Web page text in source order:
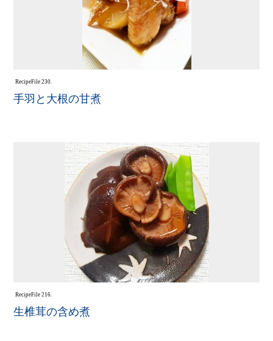
RecipeFile 230.
手羽と大根の甘煮
RecipeFile 216.
生椎茸の含め煮